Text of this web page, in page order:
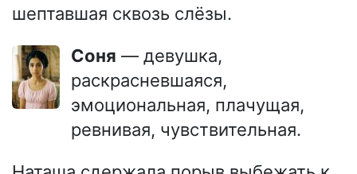
шептавшая сквозь слёзы.
Соня — девушка,
раскрасневшаяся,
эмоциональная, плачущая,
ревнивая, чувствительная.